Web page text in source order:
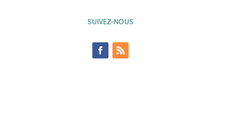
SUIVEZ-NOUS